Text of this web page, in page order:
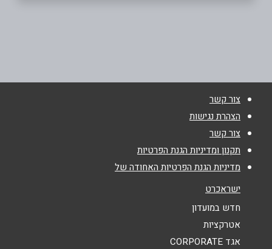
נושא*
אנא חזרו אלי בקשר ל...
צור קשר
הצהרת נגישות
צור קשר
תקנון ומדיניות הגנת הפרטיות
מדיניות הגנת הפרטיות האחודה של
ישראכרט
חדש במועדון
אטרקציות
אגד CORPORATE